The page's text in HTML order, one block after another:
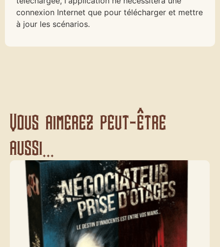
connexion Internet que pour télécharger et mettre
à jour les scénarios.
Vous aimerez peut-être
aussi...